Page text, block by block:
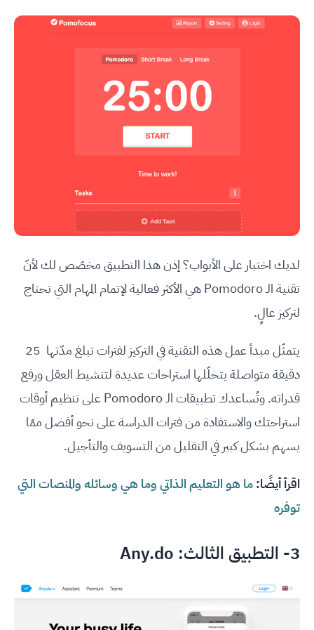
لديك اختبار على الأبواب؟ إذن هذا التطبيق مخصّص لك لأنّ
تقنية الـ Pomodoro هي الأكثر فعالية لإتمام المهام التي تحتاج
لتركيز عالٍ.
يتمثّل مبدأ عمل هذه التقنية في التركيز لفترات تبلغ مدّتها 25
دقيقة متواصلة يتخلّلها استراحات عديدة لتنشيط العقل ورفع
قدراته. وتُساعدك تطبيقات الـ Pomodoro على تنظيم أوقات
استراحتك والاستفادة من فترات الدراسة على نحو أفضل ممّا
يسهم بشكل كبير في التقليل من التسويف والتأجيل.
اقرأ أيضًا:ما هو التعليم الذاتي وما هي وسائله والمنصات التي
توفره
3- التطبيق الثالث: Any.do